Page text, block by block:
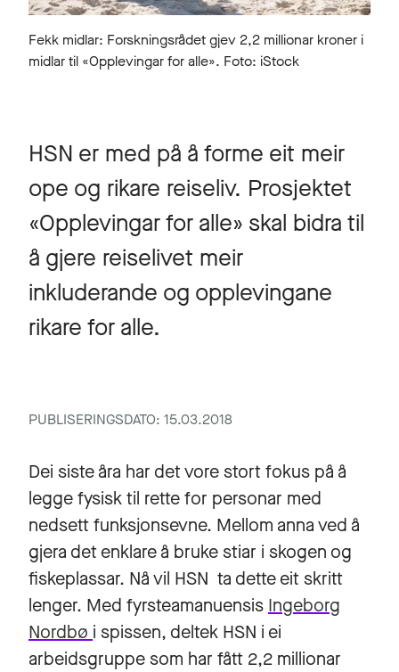
Fekk midlar: Forskningsrådet gjev 2,2 millionar kroner i
midlar til «Opplevingar for alle». Foto: iStock
HSN er med på å forme eit meir
ope og rikare reiseliv. Prosjektet
«Opplevingar for alle» skal bidra til
å gjere reiselivet meir
inkluderande og opplevingane
rikare for alle.
PUBLISERINGSDATO: 15.03.2018
Dei siste åra har det vore stort fokus på å
legge fysisk til rette for personar med
nedsett funksjonsevne. Mellom anna ved å
gjera det enklare å bruke stiar i skogen og
fiskeplassar. Nå vil HSN ta dette eit skritt
lenger. Med fyrsteamanuensis Ingeborg
Nordbø i spissen, deltek HSN i ei
arbeidsgruppe som har fått 2,2 millionar